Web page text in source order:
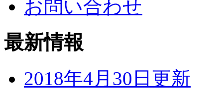
お問い合わせ
最新情報
2018年4月30日更新